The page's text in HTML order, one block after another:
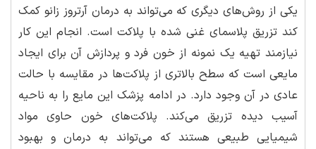
یکی از روش‌های دیگری که می‌تواند به درمان آرتروز زانو کمک
کند تزریق پلاسمای غنی شده با پلاکت است. انجام این کار
نیازمند تهیه یک نمونه از خون فرد و پردازش آن برای ایجاد
مایعی است که سطح بالاتری از پلاکت‌ها در مقایسه با حالت
عادی در آن وجود دارد. در ادامه پزشک این مایع را به ناحیه
آسیب دیده تزریق می‌کند. پلاکت‌های خون حاوی مواد
شیمیایی طبیعی هستند که می‌تواند به درمان و بهبود